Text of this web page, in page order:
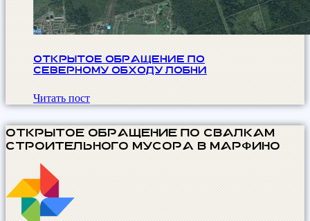
ОТКРЫТОЕ ОБРАЩЕНИЕ по
Северному обходу лобни
Читать пост
ОТКРЫТОЕ ОБРАЩЕНИЕ по свалкам
строительного мусора в Марфино